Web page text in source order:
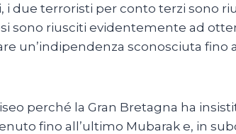
due terroristi per conto terzi sono
sono riusciti evidentemente ad
un’indipendenza sconosciuta fino
perché la Gran Bretagna ha
fino all’ultimo Mubarak e, in